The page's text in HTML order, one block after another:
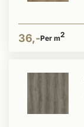
36,-Per m2